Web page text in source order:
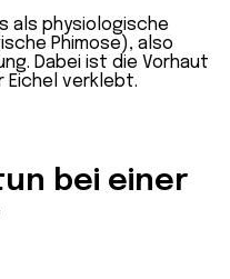
als physiologische
Phimose), also
Dabei ist die Vorhaut
Eichel verklebt.
bei einer